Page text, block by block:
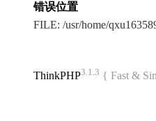
错误位置
FILE: /usr/home/
ThinkPHP3.1.3 { Fast &